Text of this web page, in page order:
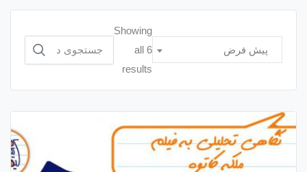
پیش فرض
Showing
all 6
results
برای: